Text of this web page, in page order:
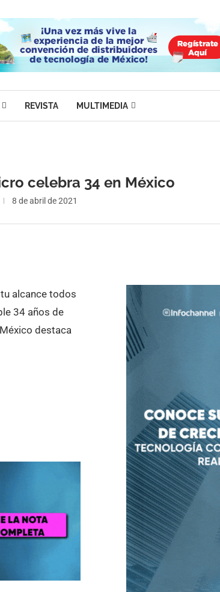
REVISTA MULTIMEDIA
celebra 34 en México
8 de abril de 2021
alcance todos
34 años de
destaca